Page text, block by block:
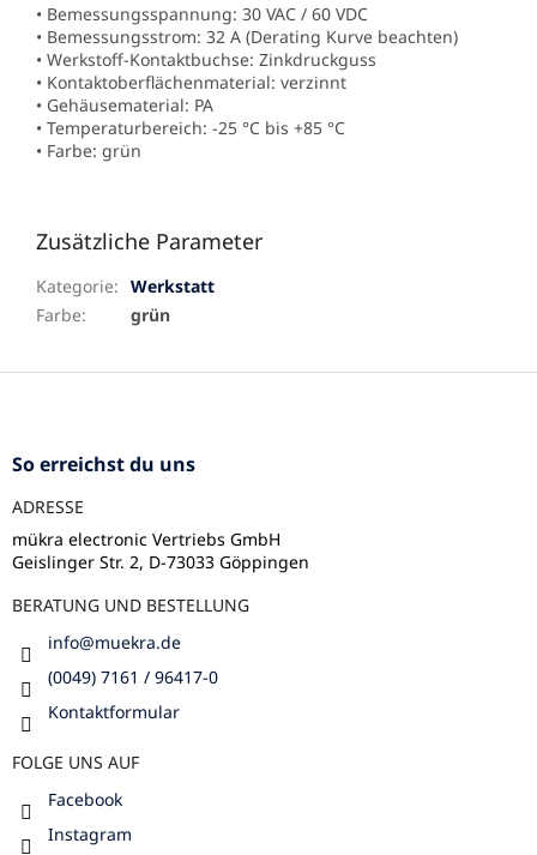
• Bemessungsspannung: 30 VAC / 60 VDC
• Bemessungsstrom: 32 A (Derating Kurve beachten)
• Werkstoff-Kontaktbuchse: Zinkdruckguss
• Kontaktoberflächenmaterial: verzinnt
• Gehäusematerial: PA
• Temperaturbereich: -25 °C bis +85 °C
• Farbe: grün
Zusätzliche Parameter
Kategorie: Werkstatt
Farbe: grün
F
So erreichst du uns
ADRESSE
mükra electronic Vertriebs GmbH
Geislinger Str. 2, D-73033 Göppingen
BERATUNG UND BESTELLUNG
info@muekra.de
(0049) 7161 / 96417-0
Kontaktformular
FOLGE UNS AUF
Facebook
Instagram